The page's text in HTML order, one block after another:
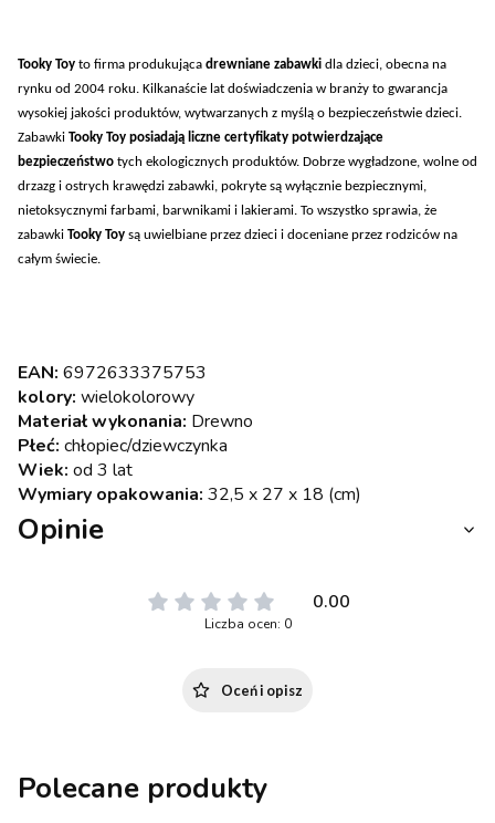
Tooky Toy to firma produkująca drewniane zabawki dla dzieci, obecna na
rynku od 2004 roku. Kilkanaście lat doświadczenia w branży to gwarancja
wysokiej jakości produktów, wytwarzanych z myślą o bezpieczeństwie dzieci.
Zabawki Tooky Toy posiadają liczne certyfikaty potwierdzające
bezpieczeństwo tych ekologicznych produktów. Dobrze wygładzone, wolne od
drzazg i ostrych krawędzi zabawki, pokryte są wyłącznie bezpiecznymi,
nietoksycznymi farbami, barwnikami i lakierami. To wszystko sprawia, że
zabawki Tooky Toy są uwielbiane przez dzieci i doceniane przez rodziców na
całym świecie.
EAN: 6972633375753
kolory: wielokolorowy
Materiał wykonania: Drewno
Płeć: chłopiec/dziewczynka
Wiek: od 3 lat
Wymiary opakowania: 32,5 x 27 x 18 (cm)
Opinie
0.00
Liczba ocen: 0
Oceń i opisz
Polecane produkty